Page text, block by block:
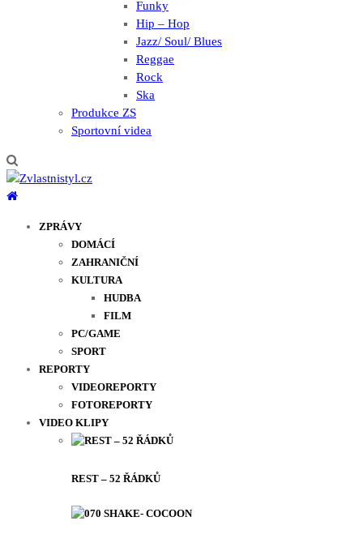
Funky
Hip – Hop
Jazz/ Soul/ Blues
Reggae
Rock
Ska
Produkce ZS
Sportovní videa
ZPRÁVY
DOMÁCÍ
ZAHRANIČNÍ
KULTURA
HUDBA
FILM
PC/GAME
SPORT
REPORTY
VIDEOREPORTY
FOTOREPORTY
VIDEO KLIPY
REST – 52 ŘÁDKŮ